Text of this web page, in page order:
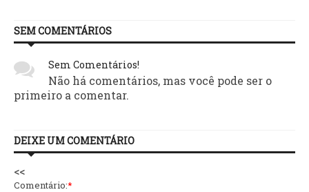
SEM COMENTÁRIOS
Sem Comentários!
Não há comentários, mas você pode ser o
primeiro a comentar.
DEIXE UM COMENTÁRIO
<<
Comentário:*